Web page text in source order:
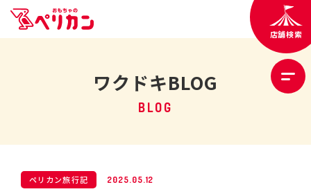
店舗検索
ワクドキBLOG
BLOG
ペリカン旅行記 2025.05.12